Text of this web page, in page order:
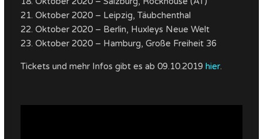
21. Oktober 2020 – Leipzig, Täubchenthal
22. Oktober 2020 – Berlin, Huxleys Neue Welt
23. Oktober 2020 – Hamburg, Große Freiheit 36
Tickets und mehr Infos gibt es ab 09.10.2019 hier.